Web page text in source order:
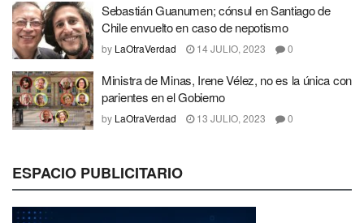
Sebastián Guanumen; cónsul en Santiago de
Chile envuelto en caso de nepotismo
by LaOtraVerdad 14 JULIO, 2023 0
Ministra de Minas, Irene Vélez, no es la única con
parientes en el Gobierno
by LaOtraVerdad 13 JULIO, 2023 0
ESPACIO PUBLICITARIO